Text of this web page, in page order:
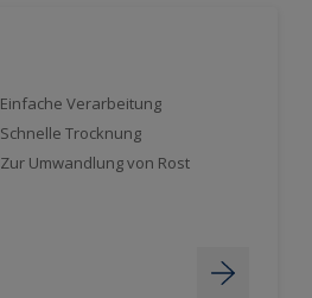
Einfache Verarbeitung
Schnelle Trocknung
Zur Umwandlung von Rost